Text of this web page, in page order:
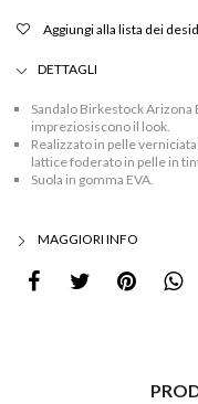
Aggiungi alla lista dei
DETTAGLI
Sandalo Birkestock Arizona
impreziosiscono il look.
Realizzato in pelle
lattice foderato in pelle in
Suola in gomma EVA.
MAGGIORI INFO